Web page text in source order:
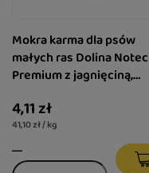
Mokra karma dla psów
małych ras Dolina
Premium z jagnięciną,
4,11 zł
41,10 zł / kg